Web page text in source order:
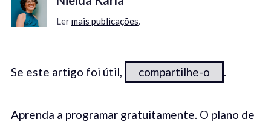
Lermais publicações.
Se este artigo foi útil, compartilhe-o .
Aprenda a programar gratuitamente. O plano de